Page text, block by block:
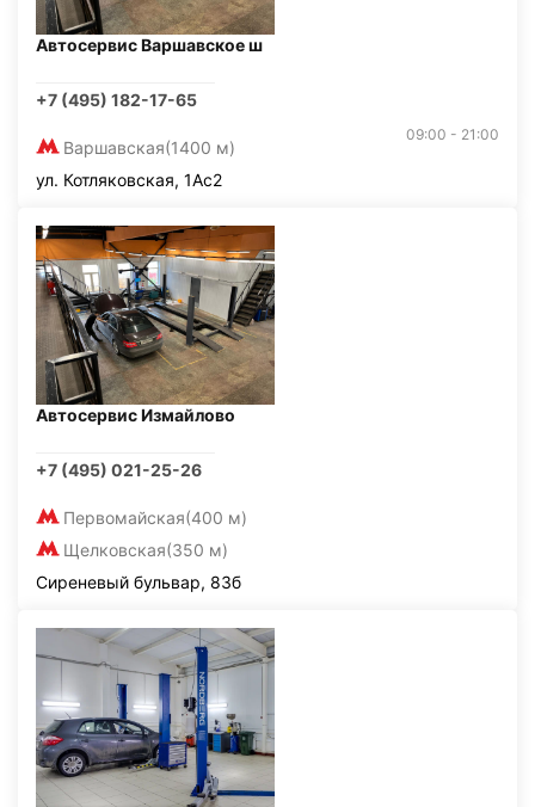
Автосервис Варшавское ш
+7 (495) 182-17-65
Варшавская(1400 м)
09:00 - 21:00
ул. Котляковская, 1Ас2
Автосервис Измайлово
+7 (495) 021-25-26
Первомайская(400 м)
Щелковская(350 м)
Сиреневый бульвар, 83б